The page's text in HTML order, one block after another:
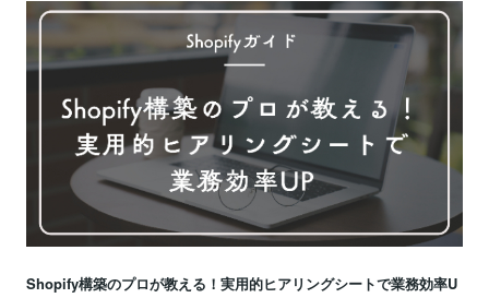
Shopify構築のプロが教える！実用的ヒアリングシートで業務効率U